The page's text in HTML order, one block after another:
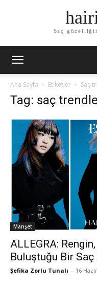
Saç
Ana Sayfa Etiketler Saç
Tag: saç
Manşet
ALLEGRA:
Buluştuğu Bir
Şefika Zorlu Tunalı - 16